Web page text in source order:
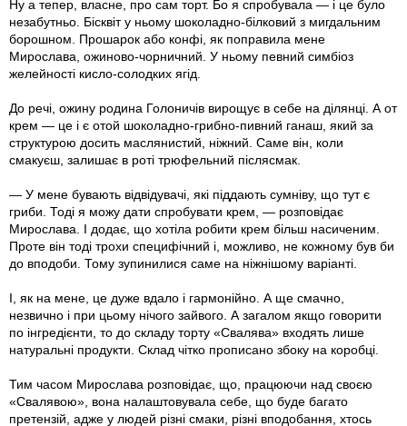
Ну а тепер, власне, про сам торт. Бо я спробувала — і це було
незабутньо. Бісквіт у ньому шоколадно-білковий з мигдальним
борошном. Прошарок або конфі, як поправила мене
Мирослава, ожиново-чорничний. У ньому певний симбіоз
желейності кисло-солодких ягід.
До речі, ожину родина Голоничів вирощує в себе на ділянці. А от
крем — це і є отой шоколадно-грибно-пивний ганаш, який за
структурою досить маслянистий, ніжний. Саме він, коли
смакуєш, залишає в роті трюфельний післясмак.
— У мене бувають відвідувачі, які піддають сумніву, що тут є
гриби. Тоді я можу дати спробувати крем, — розповідає
Мирослава. І додає, що хотіла робити крем більш насиченим.
Проте він тоді трохи специфічний і, можливо, не кожному був би
до вподоби. Тому зупинилися саме на ніжнішому варіанті.
І, як на мене, це дуже вдало і гармонійно. А ще смачно,
незвично і при цьому нічого зайвого. А загалом якщо говорити
по інгредієнти, то до складу торту «Свалява» входять лише
натуральні продукти. Склад чітко прописано збоку на коробці.
Тим часом Мирослава розповідає, що, працюючи над своєю
«Свалявою», вона налаштовувала себе, що буде багато
претензій, адже у людей різні смаки, різні вподобання, хтось